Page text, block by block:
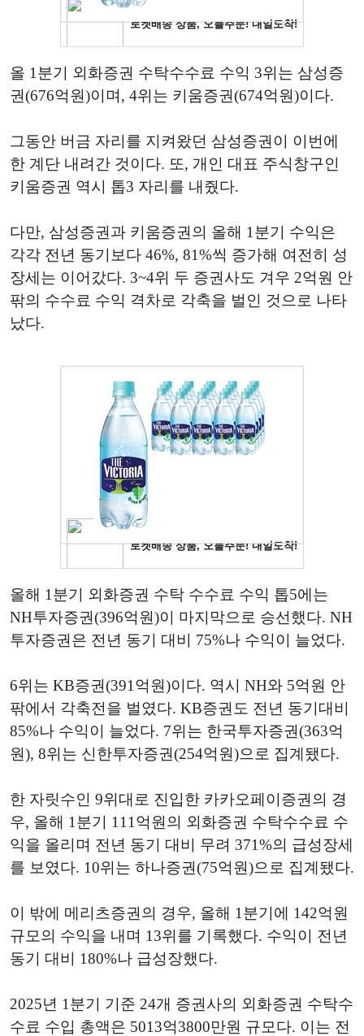
올 1분기 외화증권 수탁수수료 수익 3위는 삼성증
권(676억원)이며, 4위는 키움증권(674억원)이다.
그동안 버금 자리를 지켜왔던 삼성증권이 이번에
한 계단 내려간 것이다. 또, 개인 대표 주식창구인
키움증권 역시 톱3 자리를 내줬다.
다만, 삼성증권과 키움증권의 올해 1분기 수익은
각각 전년 동기보다 46%, 81%씩 증가해 여전히 성
장세는 이어갔다. 3~4위 두 증권사도 겨우 2억원 안
팎의 수수료 수익 격차로 각축을 벌인 것으로 나타
났다.
올해 1분기 외화증권 수탁 수수료 수익 톱5에는
NH투자증권(396억원)이 마지막으로 승선했다. NH
투자증권은 전년 동기 대비 75%나 수익이 늘었다.
6위는 KB증권(391억원)이다. 역시 NH와 5억원 안
팎에서 각축전을 벌였다. KB증권도 전년 동기대비
85%나 수익이 늘었다. 7위는 한국투자증권(363억
원), 8위는 신한투자증권(254억원)으로 집계됐다.
한 자릿수인 9위대로 진입한 카카오페이증권의 경
우, 올해 1분기 111억원의 외화증권 수탁수수료 수
익을 올리며 전년 동기 대비 무려 371%의 급성장세
를 보였다. 10위는 하나증권(75억원)으로 집계됐다.
이 밖에 메리츠증권의 경우, 올해 1분기에 142억원
규모의 수익을 내며 13위를 기록했다. 수익이 전년
동기 대비 180%나 급성장했다.
2025년 1분기 기준 24개 증권사의 외화증권 수탁수
수료 수입 총액은 5013억3800만원 규모다. 이는 전